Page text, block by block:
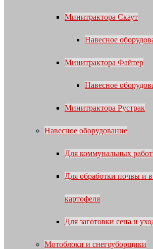
Минитрактора Скаут
Навесное
Минитрактора Файтер
Навесное
Минитрактора Рустрак
Навесное оборудование
Для коммунальных работ
Для обработки почвы и
картофеля
Для заготовки сена и
Мотоблоки и снегоуборщики